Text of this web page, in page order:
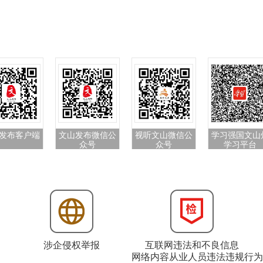
布客户端
文山发布微信公
众号
视听文山微信公
众号
学习强国文山
学习平台
涉企侵权举报
互联网违法和不良信息
网络内容从业人员违法违规行为